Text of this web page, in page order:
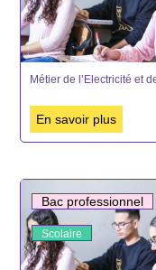
Métier de l’Electricité et
En savoir plus
Bac professionnel
Scolaire